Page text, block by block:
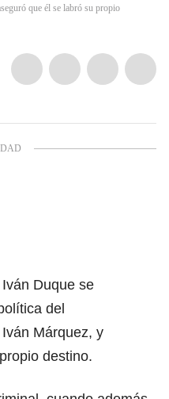
que él se labró su propio
Duque se
del
Márquez, y
destino.